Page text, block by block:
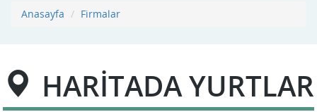
Anasayfa
Firmalar
HARİTADA YURTLAR